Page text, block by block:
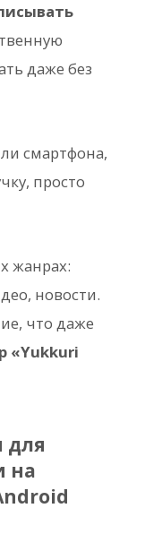
даже без
смартфона,
просто
жанрах:
новости.
что даже
«Yukkuri
для
на